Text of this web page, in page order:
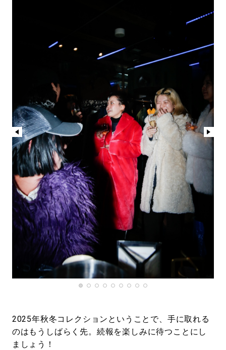
2025年秋冬コレクションということで、手に取れる
のはもうしばらく先。続報を楽しみに待つことにし
ましょう！